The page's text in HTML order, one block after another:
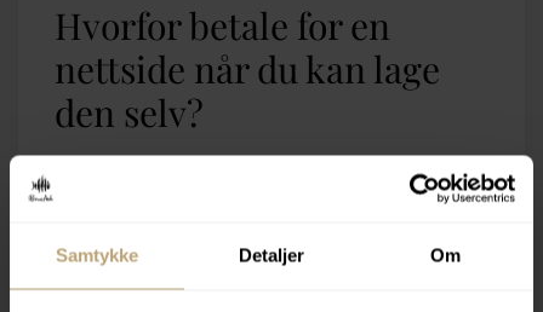
Samtykke Detaljer Om
Hvorfor betale for en
nettside når du kan lage
den selv?
bedrifter muligheten til å bygge en
nettside selv. Noen mener at disse